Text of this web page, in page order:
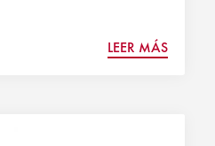
LEER MÁS